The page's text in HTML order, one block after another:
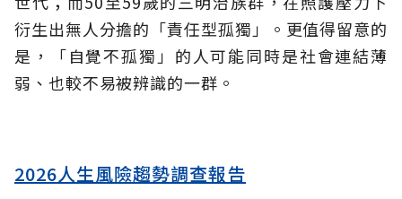
衍生出無人分擔的「責任型孤獨」。更值得留意的
是，「自覺不孤獨」的人可能同時是社會連結薄
弱、也較不易被辨識的一群。
2026人生風險趨勢調查報告